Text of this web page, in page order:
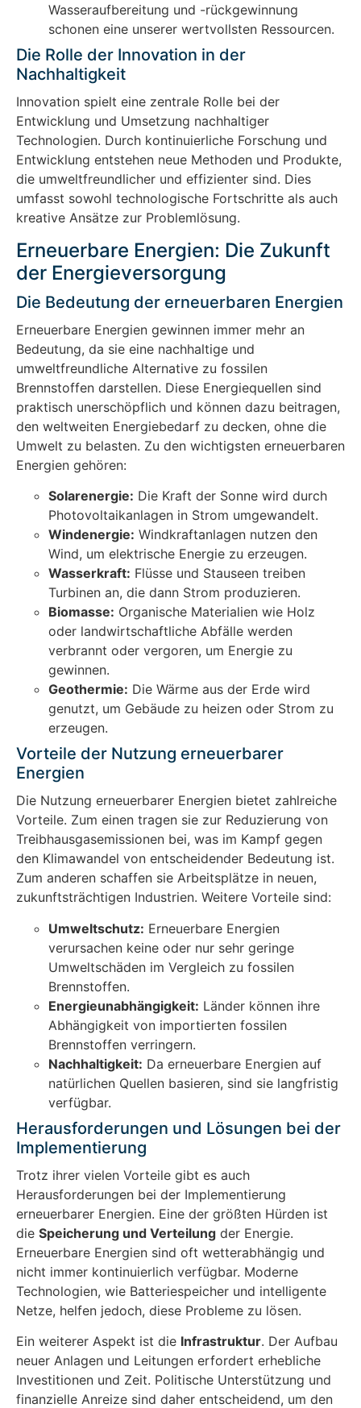
Wasseraufbereitung und -rückgewinnung
schonen eine unserer wertvollsten Ressourcen.
Die Rolle der Innovation in der
Nachhaltigkeit
Innovation spielt eine zentrale Rolle bei der
Entwicklung und Umsetzung nachhaltiger
Technologien. Durch kontinuierliche Forschung und
Entwicklung entstehen neue Methoden und Produkte,
die umweltfreundlicher und effizienter sind. Dies
umfasst sowohl technologische Fortschritte als auch
kreative Ansätze zur Problemlösung.
Erneuerbare Energien: Die Zukunft
der Energieversorgung
Die Bedeutung der erneuerbaren Energien
Erneuerbare Energien gewinnen immer mehr an
Bedeutung, da sie eine nachhaltige und
umweltfreundliche Alternative zu fossilen
Brennstoffen darstellen. Diese Energiequellen sind
praktisch unerschöpflich und können dazu beitragen,
den weltweiten Energiebedarf zu decken, ohne die
Umwelt zu belasten. Zu den wichtigsten erneuerbaren
Energien gehören:
Solarenergie: Die Kraft der Sonne wird durch
Photovoltaikanlagen in Strom umgewandelt.
Windenergie: Windkraftanlagen nutzen den
Wind, um elektrische Energie zu erzeugen.
Wasserkraft: Flüsse und Stauseen treiben
Turbinen an, die dann Strom produzieren.
Biomasse: Organische Materialien wie Holz
oder landwirtschaftliche Abfälle werden
verbrannt oder vergoren, um Energie zu
gewinnen.
Geothermie: Die Wärme aus der Erde wird
genutzt, um Gebäude zu heizen oder Strom zu
erzeugen.
Vorteile der Nutzung erneuerbarer
Energien
Die Nutzung erneuerbarer Energien bietet zahlreiche
Vorteile. Zum einen tragen sie zur Reduzierung von
Treibhausgasemissionen bei, was im Kampf gegen
den Klimawandel von entscheidender Bedeutung ist.
Zum anderen schaffen sie Arbeitsplätze in neuen,
zukunftsträchtigen Industrien. Weitere Vorteile sind:
Umweltschutz: Erneuerbare Energien
verursachen keine oder nur sehr geringe
Umweltschäden im Vergleich zu fossilen
Brennstoffen.
Energieunabhängigkeit: Länder können ihre
Abhängigkeit von importierten fossilen
Brennstoffen verringern.
Nachhaltigkeit: Da erneuerbare Energien auf
natürlichen Quellen basieren, sind sie langfristig
verfügbar.
Herausforderungen und Lösungen bei der
Implementierung
Trotz ihrer vielen Vorteile gibt es auch
Herausforderungen bei der Implementierung
erneuerbarer Energien. Eine der größten Hürden ist
die Speicherung und Verteilung der Energie.
Erneuerbare Energien sind oft wetterabhängig und
nicht immer kontinuierlich verfügbar. Moderne
Technologien, wie Batteriespeicher und intelligente
Netze, helfen jedoch, diese Probleme zu lösen.
Ein weiterer Aspekt ist die Infrastruktur. Der Aufbau
neuer Anlagen und Leitungen erfordert erhebliche
Investitionen und Zeit. Politische Unterstützung und
finanzielle Anreize sind daher entscheidend, um den